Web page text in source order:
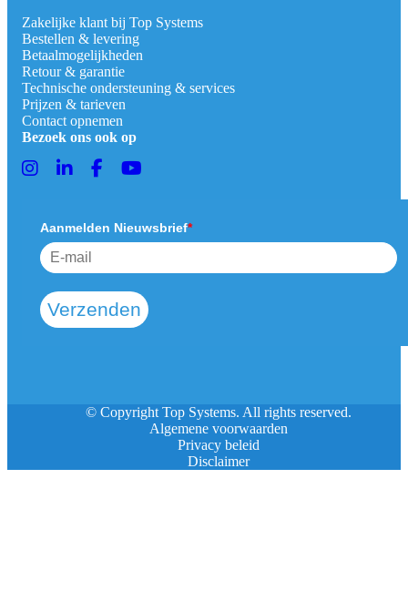
Zakelijke klant bij Top Systems
Bestellen & levering
Betaalmogelijkheden
Retour & garantie
Technische ondersteuning & services
Prijzen & tarieven
Contact opnemen
Bezoek ons ook op
Aanmelden Nieuwsbrief*
Verzenden
© Copyright Top Systems. All rights reserved.
Algemene voorwaarden
Privacy beleid
Disclaimer